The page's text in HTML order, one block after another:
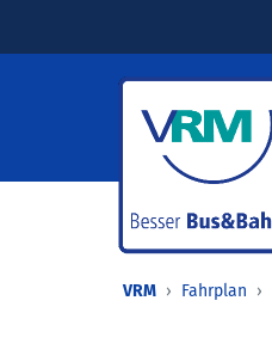
VRM Fahrplan